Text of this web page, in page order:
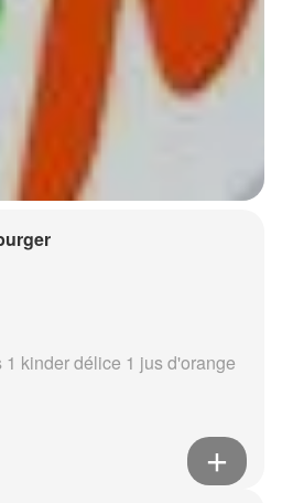
kinder délice 1 jus d'orange